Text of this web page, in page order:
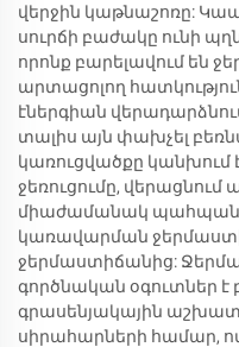
վերջին կաթնաշոռը:
սուրճի բաժակը ունի
որոնք բարելավում են
արտացոլող
էներգիան վերադարձնում
տալիս այն փախչել
կառուցվածքը
ջեռուցումը, վերացնում
միաժամանակ
կառավարման
ջերմաստիճանից:
գործնական օգուտներ է
գրասենյակային
սիրահարների համար,